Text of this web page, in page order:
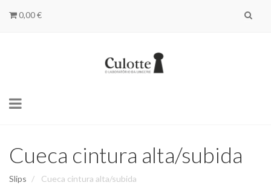
0,00 €
Toggle
Cueca cintura alta/subida
Slips Cueca cintura alta/subida